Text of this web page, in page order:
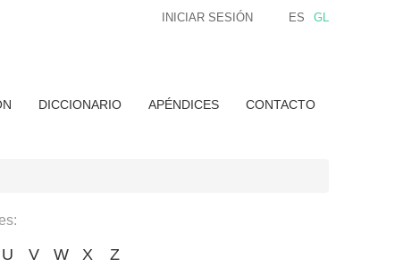
ES GL
INICIAR SESIÓN
DICCIONARIO APÉNDICES CONTACTO
U V W X Z